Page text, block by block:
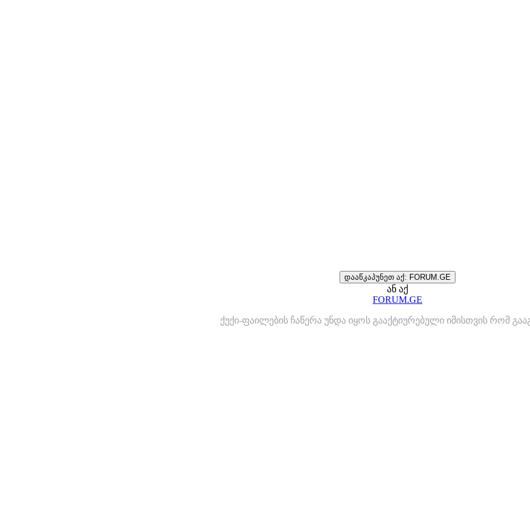
დააწკაპუნეთ აქ: FORUM.GE
ან აქ
FORUM.GE
ქუქი-ფაილების ჩაწერა უნდა იყოს გააქტიურებული იმისთვის რომ